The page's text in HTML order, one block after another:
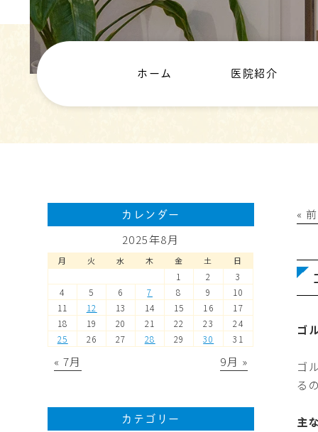
ホーム 医院紹介
«
ゴ
ゴ
る
主
カレンダー
2025年8月
月 火 水 木 金 土 日
1 2
3
4
5 6 7 8 9
10
11
12 13 14 15 16
17
18
19 20 21 22 23
24
25
26 27 28 29 30 31
« 7月 9月 »
カテゴリー